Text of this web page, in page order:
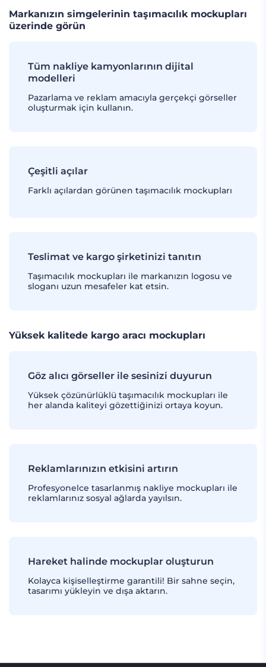
Markanızın simgelerinin taşımacılık mockupları
üzerinde görün
Tüm nakliye kamyonlarının dijital
modelleri
Pazarlama ve reklam amacıyla gerçekçi görseller
oluşturmak için kullanın.
Çeşitli açılar
Farklı açılardan görünen taşımacılık mockupları
Teslimat ve kargo şirketinizi tanıtın
Taşımacılık mockupları ile markanızın logosu ve
sloganı uzun mesafeler kat etsin.
Yüksek kalitede kargo aracı mockupları
Göz alıcı görseller ile sesinizi duyurun
Yüksek çözünürlüklü taşımacılık mockupları ile
her alanda kaliteyi gözettiğinizi ortaya koyun.
Reklamlarınızın etkisini artırın
Profesyonelce tasarlanmış nakliye mockupları ile
reklamlarınız sosyal ağlarda yayılsın.
Hareket halinde mockuplar oluşturun
Kolayca kişiselleştirme garantili! Bir sahne seçin,
tasarımı yükleyin ve dışa aktarın.